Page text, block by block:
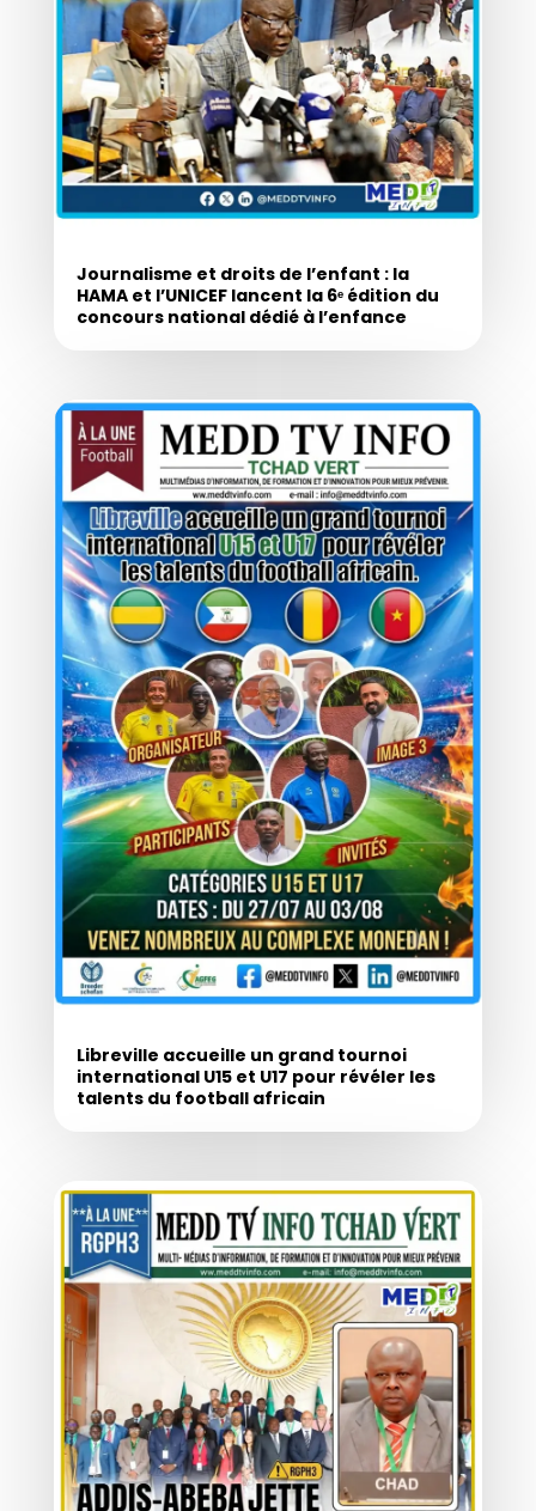
Journalisme et droits de l’enfant : la
HAMA et l’UNICEF lancent la 6ᵉ édition du
concours national dédié à l’enfance
Libreville accueille un grand tournoi
international U15 et U17 pour révéler les
talents du football africain